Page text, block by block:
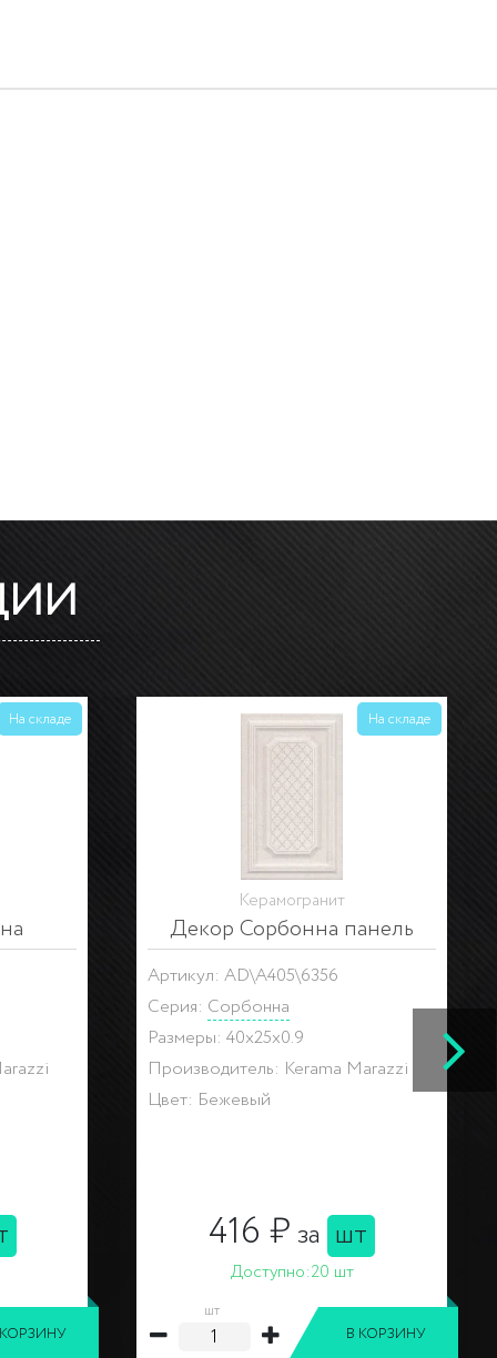
На складе На складе
Керамогранит
Декор Сорбонна мозаичный
Артикул: MM6358
Серия: Сорбонна
Размеры: 40x25x0.8
Производитель: Kerama Marazzi
Цвет: Бежевый
833 ₽за шт
Доступно:18 шт
шт
В КОРЗИНУ